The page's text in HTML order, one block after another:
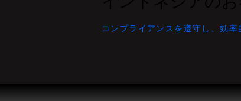
コンプライアンスを遵守し、効